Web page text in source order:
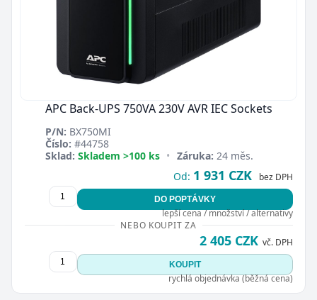
APC Back-UPS 750VA 230V AVR IEC Sockets
P/N: BX750MI
Číslo: #44758
Sklad: Skladem >100 ks • Záruka: 24 měs.
Od: 1 931 CZK bez DPH
DO POPTÁVKY
lepší cena / množství / alternativy
NEBO KOUPIT ZA
2 405 CZK vč. DPH
KOUPIT
rychlá objednávka (běžná cena)